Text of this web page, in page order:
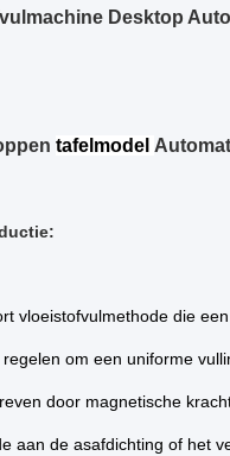
Desktop
tafelmodel
vloeistofvulmethode die
om een uniforme
door magnetische
aan de asafdichting of het